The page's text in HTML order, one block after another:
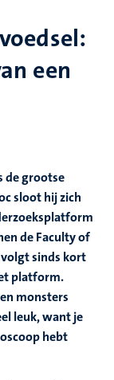
een
de grootse
sloot hij zich
de Faculty of
volgt sinds kort
platform.
monsters
leuk, want je
hebt